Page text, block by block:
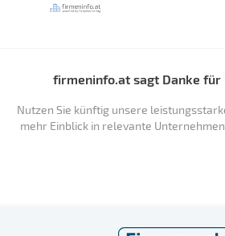
firmeninfo.at sagt Danke für
Nutzen Sie künftig unsere
mehr Einblick in relevante